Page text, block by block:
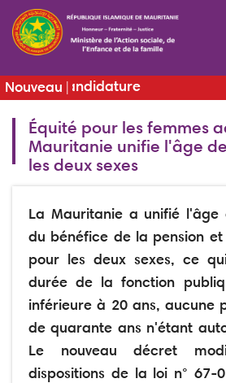
Aller
au
contenu
principal
Nouveau
de candidature
et des
(ONDFF)
Équité pour les femmes
Mauritanie unifie l'âge
les deux sexes
La Mauritanie a unifié
du bénéfice de la pension
pour les deux sexes, ce
durée de la fonction
inférieure à 20 ans, aucune
de quarante ans n'étant
Le nouveau décret
dispositions de la loi n° 67-